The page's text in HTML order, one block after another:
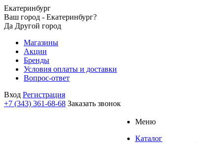
Екатеринбург
Ваш город - Екатеринбург?
Да Другой город
Магазины
Акции
Бренды
Условия оплаты и доставки
Вопрос-ответ
Вход Регистрация
+7 (343) 361-68-68 Заказать звонок
Меню
Каталог